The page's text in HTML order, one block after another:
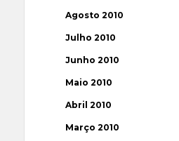
Agosto 2010
Julho 2010
Junho 2010
Maio 2010
Abril 2010
Março 2010